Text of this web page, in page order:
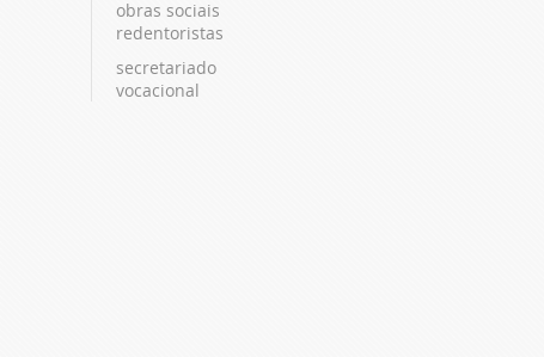
obras sociais
redentoristas
secretariado
vocacional